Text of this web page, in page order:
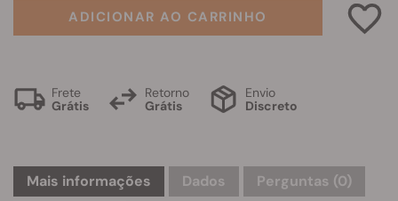
ADICIONAR AO CARRINHO
Frete
Grátis
Retorno
Grátis
Envio
Discreto
Mais informações Dados Perguntas (0)